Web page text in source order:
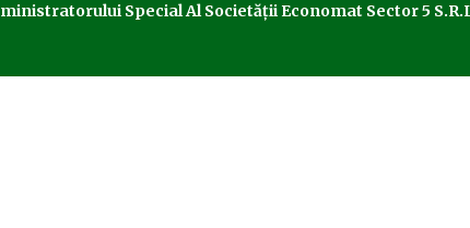
Special Al Societății Economat